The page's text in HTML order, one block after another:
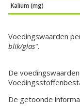
Kalium (mg)
Voedingswaarden
blik/glas".
De
De getoonde